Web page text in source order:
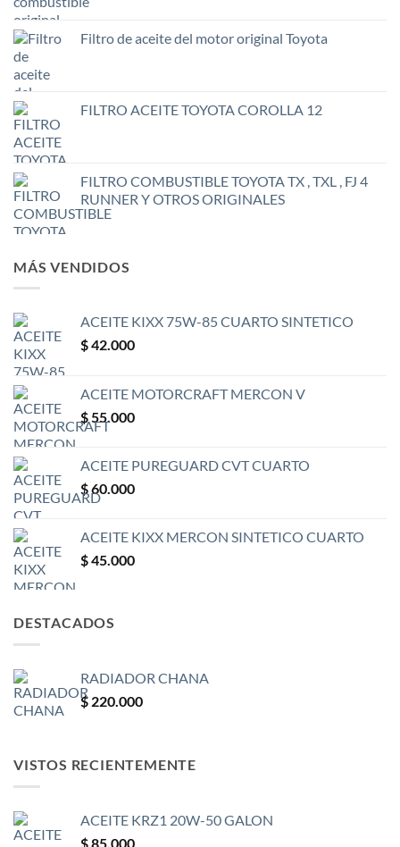
Filtro de aceite del motor original Toyota
FILTRO ACEITE TOYOTA COROLLA 12
FILTRO COMBUSTIBLE TOYOTA TX , TXL , FJ 4
RUNNER Y OTROS ORIGINALES
MÁS VENDIDOS
ACEITE KIXX 75W-85 CUARTO SINTETICO
$42.000
ACEITE MOTORCRAFT MERCON V
$55.000
ACEITE PUREGUARD CVT CUARTO
$60.000
ACEITE KIXX MERCON SINTETICO CUARTO
$45.000
DESTACADOS
RADIADOR CHANA
$ 220.000
VISTOS RECIENTEMENTE
ACEITE KRZ1 20W-50 GALON
$85.000